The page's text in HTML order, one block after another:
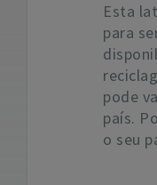
Esta
para
pode
país.
o seu